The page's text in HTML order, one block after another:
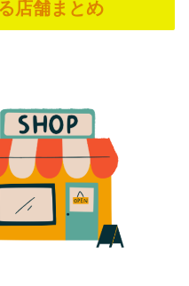
店舗まとめ